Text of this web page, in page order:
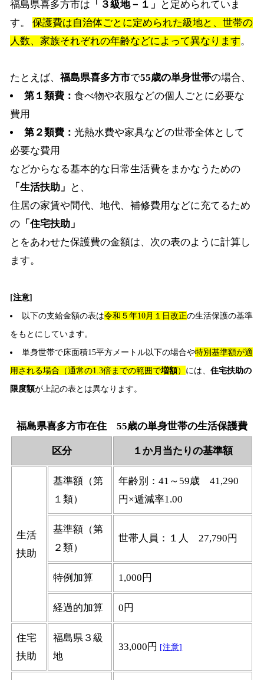
福島県喜多方市は 「３級地－１」
と定められていま
す。保護費は自治体ごとに定められた級地と、世帯の
人数、家族それぞれの年齢などによって異なります。
たとえば、福島県喜多方市で55歳の単身世帯の場合、
第１類費： 食べ物や衣服などの個人ごとに必要な
費用
第２類費： 光熱水費や家具などの世帯全体として
必要な費用
などからなる基本的な日常生活費をまかなうための
「生活扶助」
と、
住居の家賃や間代、地代、補修費用などに充てるため
の 「住宅扶助」
とをあわせた保護費の金額は、次の表のように計算し
ます。
[注意]
以下の支給金額の表は令和５年10月１日改正の生活保護の基準
をもとにしています。
単身世帯で床面積15平方メートル以下の場合や特別基準額が適
用される場合（通常の1.3倍までの範囲で増額） には、住宅扶助の
限度額が上記の表とは異なります。
福島県喜多方市在住 55歳の単身世帯の生活保護費
区分 １か月当たりの基準額
生活
扶助
基準額（第
１類）
年齢別：41～59歳 41,290
円×逓減率1.00
基準額（第
２類）
世帯人員：１人 27,790円
特例加算 1,000円
経過的加算 0円
住宅
扶助
福島県３級
地
33,000円 [注意]